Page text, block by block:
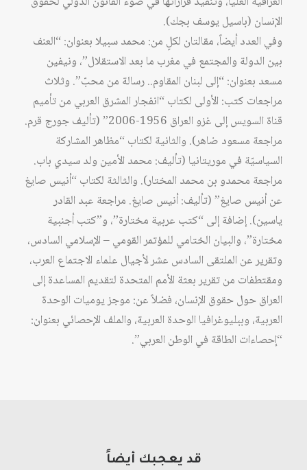
الإنسان (باسيل يوسف بجك).
وفي العدد أيضاً، مقالتان لكلٍ من: محمد سبيلا بعنوان: “العنف
بين الدولة والمجتمع في مغرب ما بعد الاستقلال”، ونيفين
مسعد بعنوان: “إلى لبنان المقاوم.. رسالة من محبّ”. وثلاث
مراجعات كتب: الأولى لكتاب “انفجار المشرق العربي من تأميم
قناة السويس إلى غزو العراق 1956-2006” (تأليف جورج قرم.
مراجعة مسعود ضاهر). والثانية لكتاب “مظاهر المشاركة
السياسيّة في موريتانيا (تأليف: محمد الأمين ولد سيدي باب.
مراجعة محمدو بن محمد المختار). والثالثة لكتاب “أنيس صايغ
عن أنيس صايغ” (تأليف: أنيس صايغ. مراجعة عبد القادر
ياسين). إضافة إلى “كتب عربية مختارة”، و”كتب أجنبية
مختارة”، والبيان الختامي للمؤتمر القومي – الإسلامي السادس،
وتقرير عن الملتقى السادس عشر لأجيال علماء الاجتماع العرب،
ومقتطفات من تقرير بعثة الأمم المتحدة لتقديم المساعدة إلى
العراق حول حقوق الإنسان، فضلاً عن: موجز يوميات الوحدة
العربية، وببليوغرافيا الوحدة العربية، والملف الإحصائي بعنوان:
“إحصاءات الطاقة في الوطن العربي”.
قد يعجبك أيضاً